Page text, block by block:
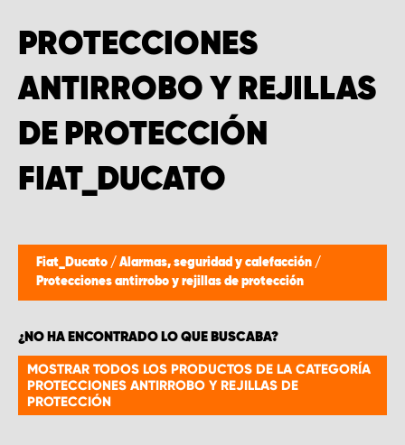
PROTECCIONES
ANTIRROBO Y REJILLAS
DE PROTECCIÓN
FIAT_DUCATO
Fiat_Ducato / Alarmas, seguridad y calefacción /
Protecciones antirrobo y rejillas de protección
¿NO HA ENCONTRADO LO QUE BUSCABA?
MOSTRAR TODOS LOS PRODUCTOS DE LA CATEGORÍA
PROTECCIONES ANTIRROBO Y REJILLAS DE
PROTECCIÓN